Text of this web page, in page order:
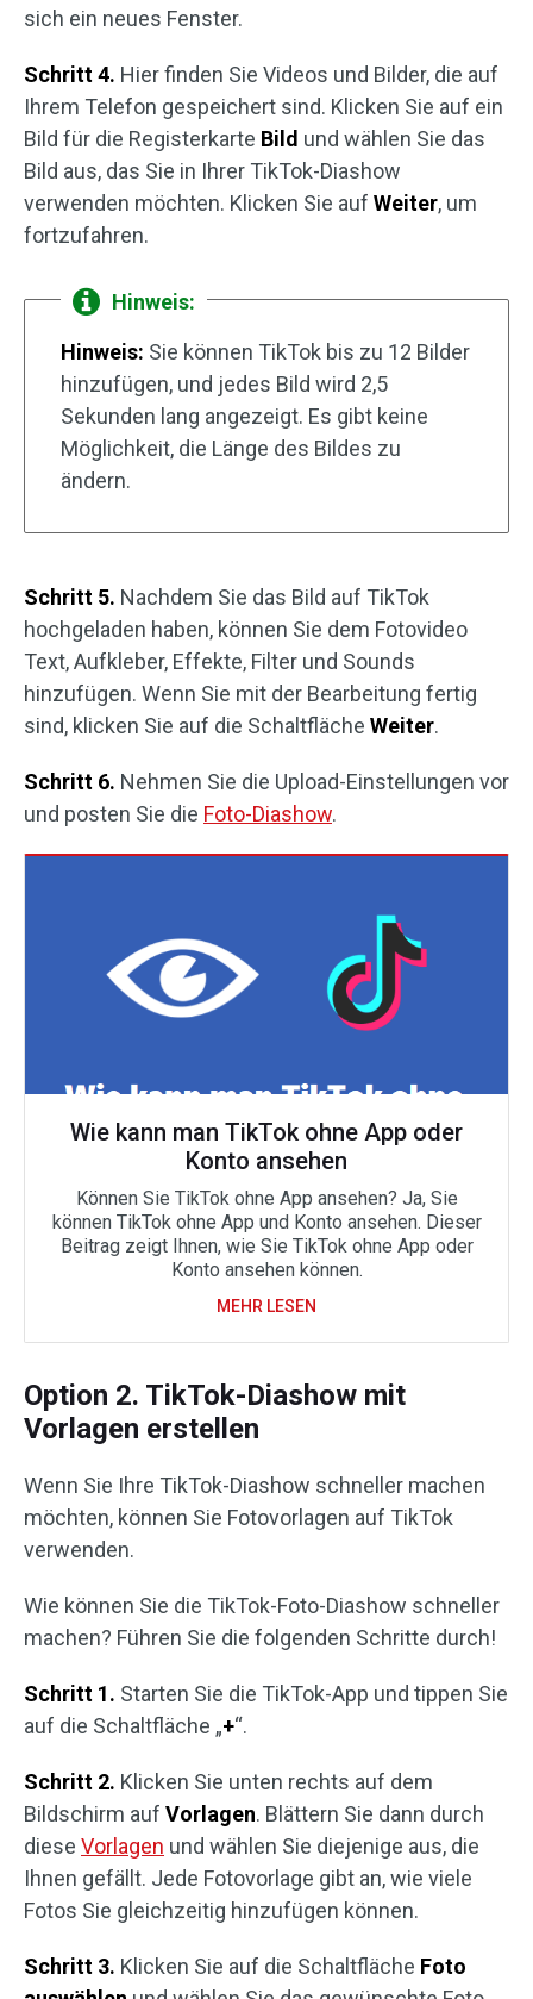
sich ein neues Fenster.
Schritt 4. Hier finden Sie Videos und Bilder, die auf
Ihrem Telefon gespeichert sind. Klicken Sie auf ein
Bild für die Registerkarte Bild und wählen Sie das
Bild aus, das Sie in Ihrer TikTok-Diashow
verwenden möchten. Klicken Sie auf Weiter, um
fortzufahren.
Hinweis:
Hinweis: Sie können TikTok bis zu 12 Bilder
hinzufügen, und jedes Bild wird 2,5
Sekunden lang angezeigt. Es gibt keine
Möglichkeit, die Länge des Bildes zu
ändern.
Schritt 5. Nachdem Sie das Bild auf TikTok
hochgeladen haben, können Sie dem Fotovideo
Text, Aufkleber, Effekte, Filter und Sounds
hinzufügen. Wenn Sie mit der Bearbeitung fertig
sind, klicken Sie auf die Schaltfläche Weiter.
Schritt 6. Nehmen Sie die Upload-Einstellungen vor
und posten Sie die Foto-Diashow.
Wie kann man TikTok ohne App oder
Konto ansehen
Können Sie TikTok ohne App ansehen? Ja, Sie
können TikTok ohne App und Konto ansehen. Dieser
Beitrag zeigt Ihnen, wie Sie TikTok ohne App oder
Konto ansehen können.
MEHR LESEN
Option 2. TikTok-Diashow mit
Vorlagen erstellen
Wenn Sie Ihre TikTok-Diashow schneller machen
möchten, können Sie Fotovorlagen auf TikTok
verwenden.
Wie können Sie die TikTok-Foto-Diashow schneller
machen? Führen Sie die folgenden Schritte durch!
Schritt 1. Starten Sie die TikTok-App und tippen Sie
auf die Schaltfläche „+“.
Schritt 2. Klicken Sie unten rechts auf dem
Bildschirm auf Vorlagen. Blättern Sie dann durch
diese Vorlagen und wählen Sie diejenige aus, die
Ihnen gefällt. Jede Fotovorlage gibt an, wie viele
Fotos Sie gleichzeitig hinzufügen können.
Schritt 3. Klicken Sie auf die Schaltfläche Foto